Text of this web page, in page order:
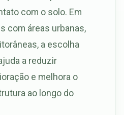
com o solo. Em
com áreas urbanas,
a escolha
a reduzir
e melhora o
ao longo do